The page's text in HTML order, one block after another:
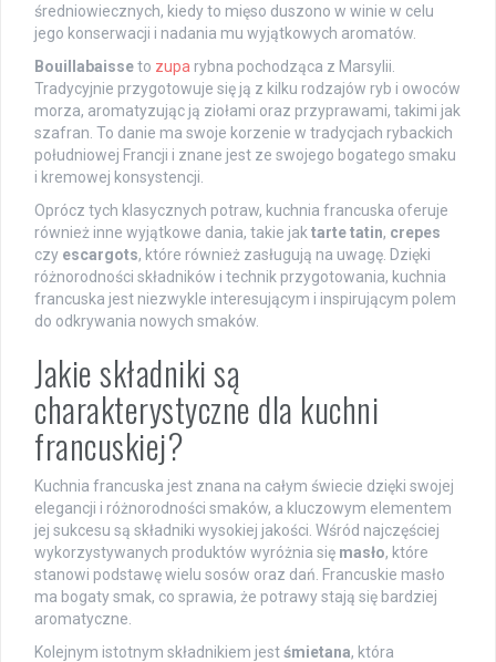
średniowiecznych, kiedy to mięso duszono w winie w celu
jego konserwacji i nadania mu wyjątkowych aromatów.
Bouillabaisseto zupa rybna pochodząca z Marsylii.
Tradycyjnie przygotowuje się ją z kilku rodzajów ryb i owoców
morza, aromatyzując ją ziołami oraz przyprawami, takimi jak
szafran. To danie ma swoje korzenie w tradycjach rybackich
południowej Francji i znane jest ze swojego bogatego smaku
i kremowej konsystencji.
Oprócz tych klasycznych potraw, kuchnia francuska oferuje
również inne wyjątkowe dania, takie jak tarte tatin, crepes
czy escargots, które również zasługują na uwagę. Dzięki
różnorodności składników i technik przygotowania, kuchnia
francuska jest niezwykle interesującym i inspirującym polem
do odkrywania nowych smaków.
Jakie składniki są
charakterystyczne dla kuchni
francuskiej?
Kuchnia francuska jest znana na całym świecie dzięki swojej
elegancji i różnorodności smaków, a kluczowym elementem
jej sukcesu są składniki wysokiej jakości. Wśród najczęściej
wykorzystywanych produktów wyróżnia się masło, które
stanowi podstawę wielu sosów oraz dań. Francuskie masło
ma bogaty smak, co sprawia, że potrawy stają się bardziej
aromatyczne.
Kolejnym istotnym składnikiem jestśmietana, która